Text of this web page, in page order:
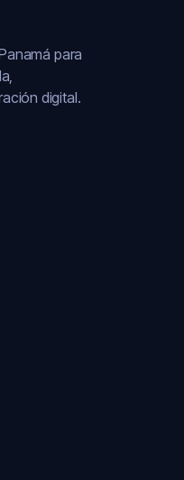
para
digital.